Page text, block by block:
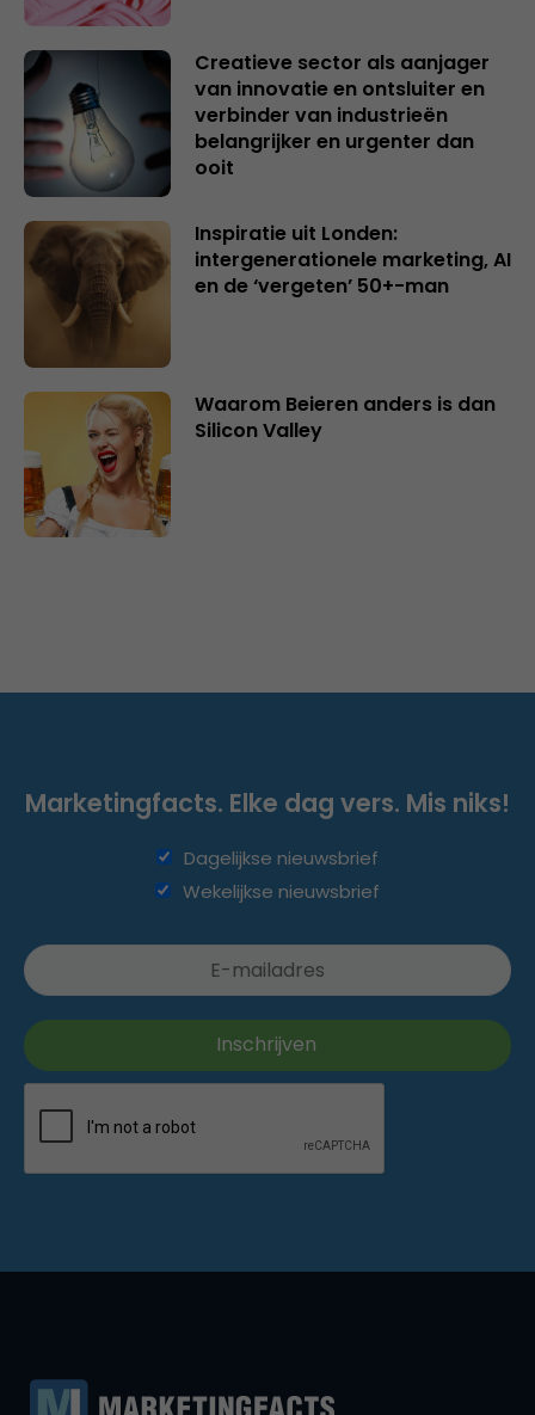
Creatieve sector als aanjager
van innovatie en ontsluiter en
verbinder van industrieën
belangrijker en urgenter dan
ooit
Inspiratie uit Londen:
intergenerationele marketing, AI
en de ‘vergeten’ 50+-man
Waarom Beieren anders is dan
Silicon Valley
Marketingfacts. Elke dag vers. Mis niks!
Dagelijkse nieuwsbrief
Wekelijkse nieuwsbrief